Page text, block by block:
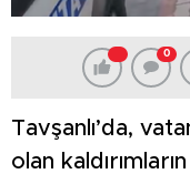
0
Tavşanlı’da,
olan